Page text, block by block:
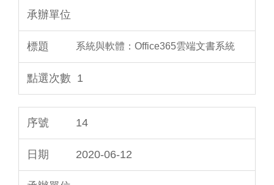
系統與軟體：Office365雲端文書系統
1
14
2020-06-12